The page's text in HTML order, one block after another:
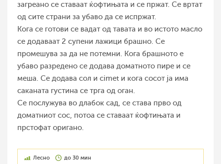
загреано се ставаат ќофтињата и се пржат. Се вртат
од сите страни за убаво да се испржат.
Кога се готови се вадат од тавата и во истото масло
се додаваат 2 супени лажици брашно. Се
промешува за да не потемни. Кога брашното е
убаво разредено се додава доматното пире и се
меша. Се додава сол и cimet и кога сосот ја има
саканата густина се трга од оган.
Се послужува во длабок сад, се става прво од
доматниот сос, потоа се ставаат ќофтињата и
прстофат оригано.
Лесно до 30 мин